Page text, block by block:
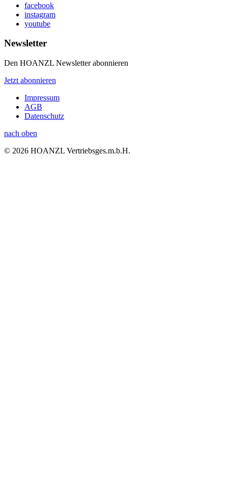
facebook
instagram
youtube
Newsletter
Den HOANZL Newsletter abonnieren
Jetzt abonnieren
Impressum
AGB
Datenschutz
nach oben
© 2026 HOANZL Vertriebsges.m.b.H.